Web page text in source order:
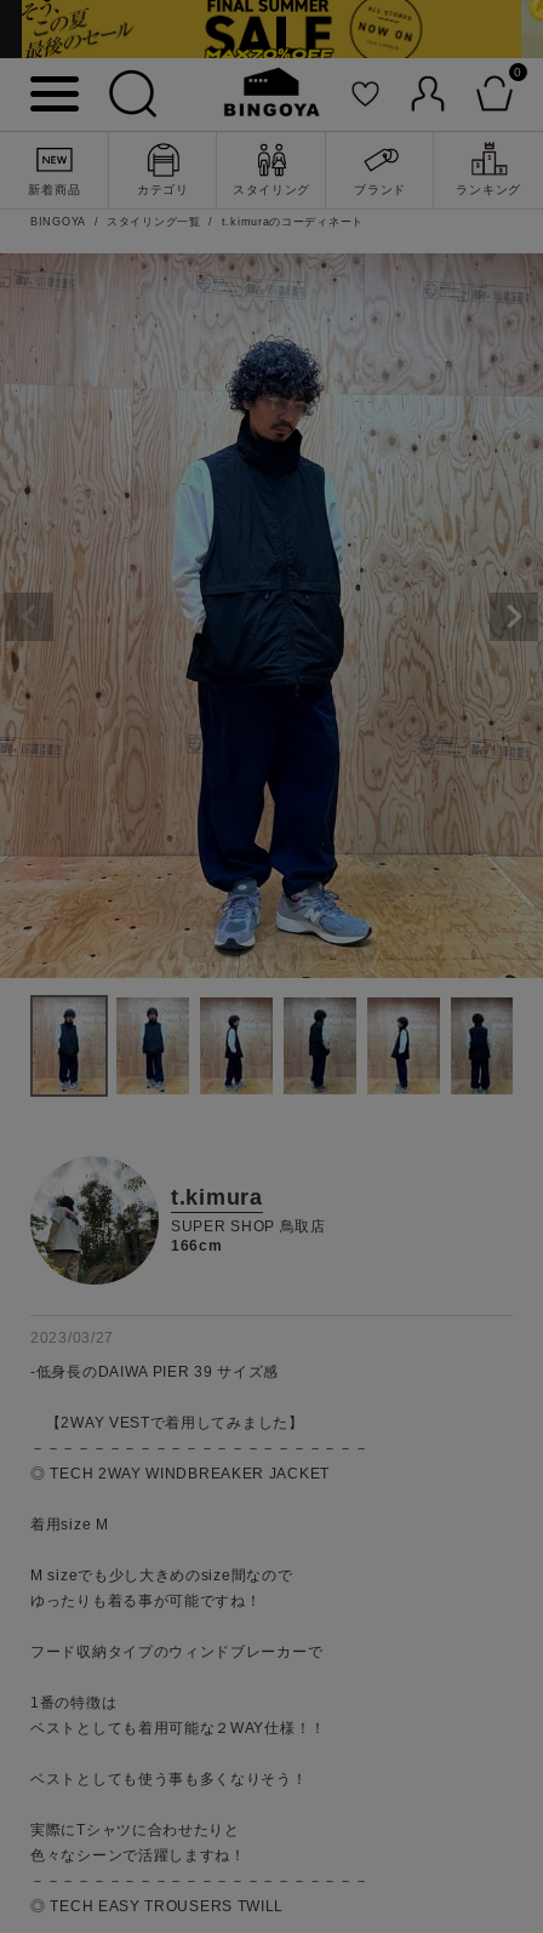
0
新着商品 カテゴリ スタイリング ブランド ランキング
詳細検索
キーワード
MENS
カテゴリ
BINGOYA スタイリング一覧 t.kimuraのコーディネート
t.kimura
SUPER SHOP 鳥取店
166cm
2023/03/27
-低身長のDAIWA PIER 39 サイズ感
【2WAY VESTで着用してみました】
－－－－－－－－－－－－－－－－－－－－－－
◎ TECH 2WAY WINDBREAKER JACKET
着用size M
M sizeでも少し大きめのsize間なので
ゆったりも着る事が可能ですね！
フード収納タイプのウィンドブレーカーで
1番の特徴は
ベストとしても着用可能な２WAY仕様！！
ベストとしても使う事も多くなりそう！
実際にTシャツに合わせたりと
色々なシーンで活躍しますね！
－－－－－－－－－－－－－－－－－－－－－－
◎ TECH EASY TROUSERS TWILL